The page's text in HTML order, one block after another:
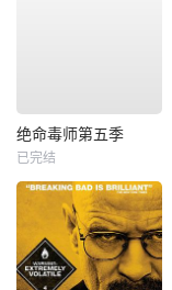
绝命毒师第五季
已完结